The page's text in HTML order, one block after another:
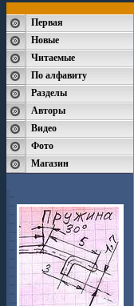
Первая
Новые
Читаемые
По алфавиту
Разделы
Авторы
Видео
Фото
Магазин